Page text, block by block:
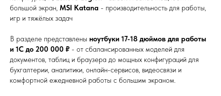
большой экран, MSI Katana - производительность для работы,
игр и тяжёлых задач
В разделе представлены ноутбуки 17-18 дюймов для работы
и 1С до 200 000 ₽ - от сбалансированных моделей для
документов, таблиц и браузера до мощных конфигураций для
бухгалтерии, аналитики, онлайн-сервисов, видеосвязи и
комфортной ежедневной работы с большим экраном.